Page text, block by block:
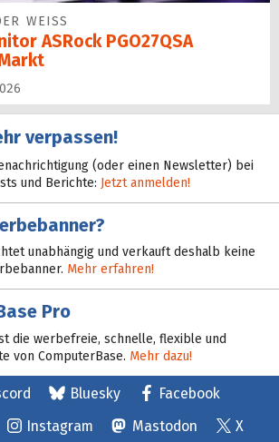
WEISS
ASRock PGO27QSA
verpassen!
(oder einen Newsletter) bei
und Berichte: Jetzt anmelden!
unabhängig und verkauft deshalb keine
Mehr erfahren!
Pro
die werbefreie, schnelle, flexible und
von ComputerBase. Mehr dazu!
Bluesky
Facebook
Instagram Mastodon X